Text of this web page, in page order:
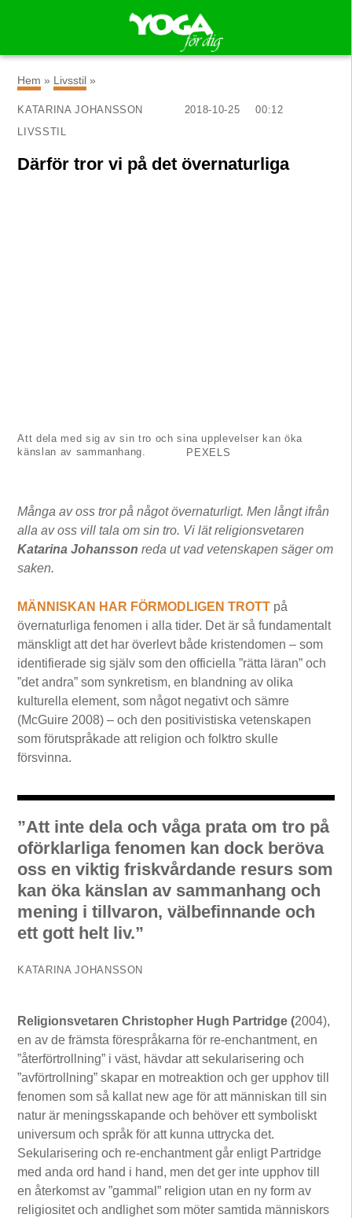
Hem » Livsstil »
KATARINA JOHANSSON 2018-10-25
00:12
LIVSSTIL
Därför tror vi på det övernaturliga
Att dela med sig av sin tro och sina upplevelser kan öka
känslan av sammanhang.
PEXELS
Många av oss tror på något övernaturligt. Men långt ifrån
alla av oss vill tala om sin tro. Vi lät religionsvetaren
Katarina Johansson reda ut vad vetenskapen säger om
saken.
MÄNNISKAN HAR FÖRMODLIGEN TROTT på
övernaturliga fenomen i alla tider. Det är så fundamentalt
mänskligt att det har överlevt både kristendomen – som
identifierade sig själv som den officiella ”rätta läran” och
”det andra” som synkretism, en blandning av olika
kulturella element, som något negativt och sämre
(McGuire 2008) – och den positivistiska vetenskapen
som förutspråkade att religion och folktro skulle
försvinna.
”Att inte dela och våga prata om tro på
oförklarliga fenomen kan dock beröva
oss en viktig friskvårdande resurs som
kan öka känslan av sammanhang och
mening i tillvaron, välbefinnande och
ett gott helt liv.”
KATARINA JOHANSSON
Religionsvetaren Christopher Hugh Partridge (2004),
en av de främsta förespråkarna för re-enchantment, en
”återförtrollning” i väst, hävdar att sekularisering och
”avförtrollning” skapar en motreaktion och ger upphov till
fenomen som så kallat new age för att människan till sin
natur är meningsskapande och behöver ett symboliskt
universum och språk för att kunna uttrycka det.
Sekularisering och re-enchantment går enligt Partridge
med anda ord hand i hand, men det ger inte upphov till
en återkomst av ”gammal” religion utan en ny form av
religiositet och andlighet som möter samtida människors